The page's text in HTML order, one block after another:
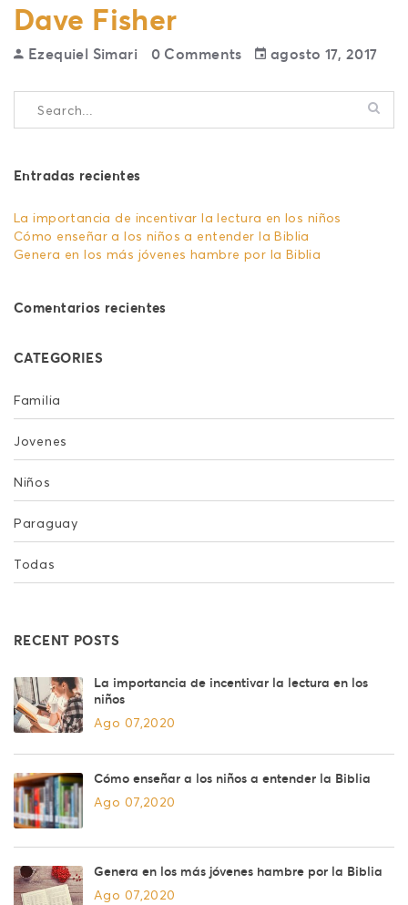
Dave Fisher
Ezequiel Simari 0 Comments agosto 17, 2017
Entradas recientes
La importancia de incentivar la lectura en los niños
Cómo enseñar a los niños a entender la Biblia
Genera en los más jóvenes hambre por la Biblia
Comentarios recientes
CATEGORIES
Familia
Jovenes
Niños
Paraguay
Todas
RECENT POSTS
La importancia de incentivar la lectura en los
niños
Ago 07,2020
Cómo enseñar a los niños a entender la Biblia
Ago 07,2020
Genera en los más jóvenes hambre por la Biblia
Ago 07,2020